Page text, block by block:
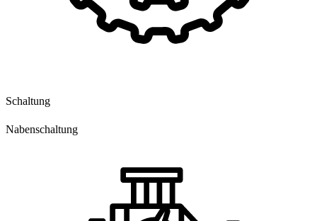
Schaltung
Nabenschaltung